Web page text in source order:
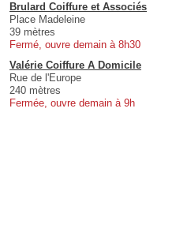
Brulard Coiffure et Associés
Place Madeleine
39 mètres
Fermé, ouvre demain à 8h30
Valérie Coiffure A Domicile
Rue de l'Europe
240 mètres
Fermée, ouvre demain à 9h